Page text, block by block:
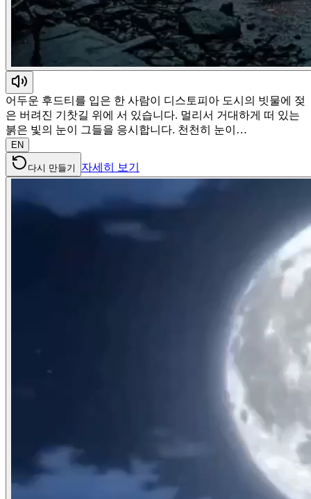
어두운 후드티를 입은 한 사람이 디스토피아 도시의 빗물에 젖
은 버려진 기찻길 위에 서 있습니다. 멀리서 거대하게 떠 있는
붉은 빛의 눈이 그들을 응시합니다. 천천히 눈이…
EN
다시 만들기 자세히 보기